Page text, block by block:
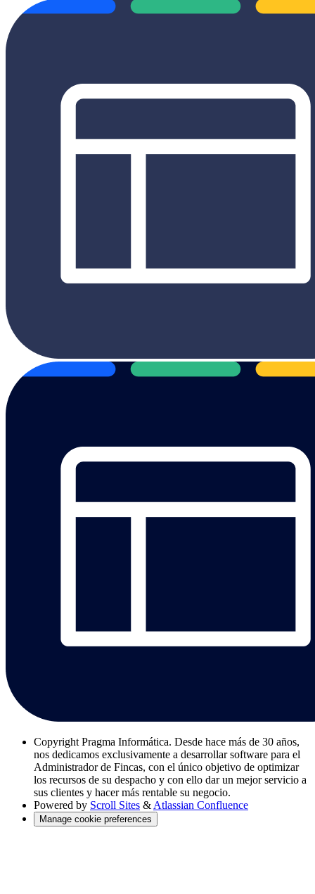
Copyright Pragma Informática. Desde hace más de 30 años,
nos dedicamos exclusivamente a desarrollar software para el
Administrador de Fincas, con el único objetivo de optimizar
los recursos de su despacho y con ello dar un mejor servicio a
sus clientes y hacer más rentable su negocio.
Powered by Scroll Sites & Atlassian Confluence
Manage cookie preferences